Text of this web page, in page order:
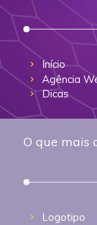
Início
Agência
Dicas
O que mais
Logotipo